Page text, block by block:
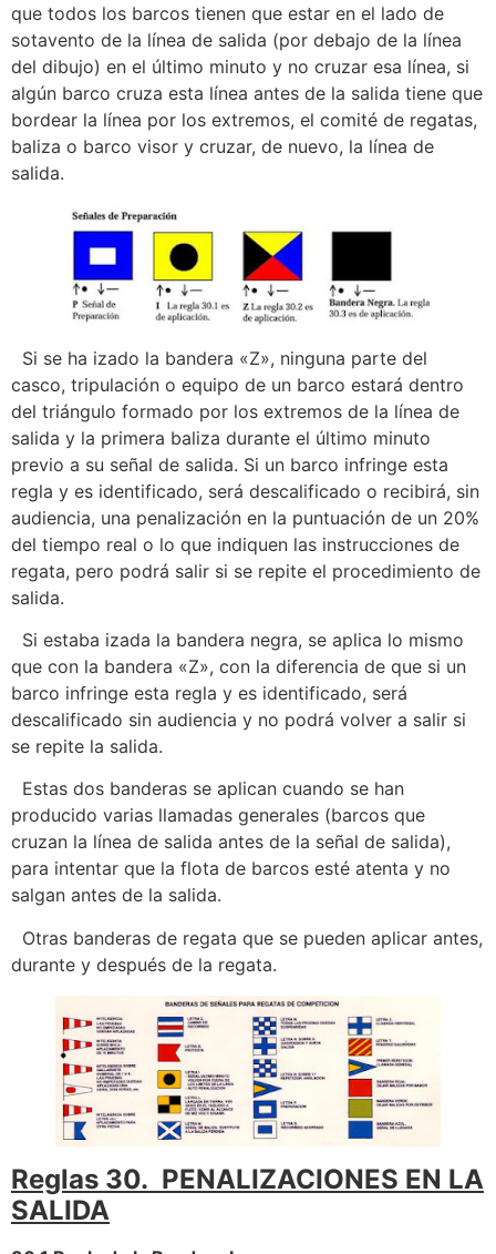
que todos los barcos tienen que estar en el lado de
sotavento de la línea de salida (por debajo de la línea
del dibujo) en el último minuto y no cruzar esa línea, si
algún barco cruza esta línea antes de la salida tiene que
bordear la línea por los extremos, el comité de regatas,
baliza o barco visor y cruzar, de nuevo, la línea de
salida.
Si se ha izado la bandera «Z», ninguna parte del
casco, tripulación o equipo de un barco estará dentro
del triángulo formado por los extremos de la línea de
salida y la primera baliza durante el último minuto
previo a su señal de salida. Si un barco infringe esta
regla y es identificado, será descalificado o recibirá, sin
audiencia, una penalización en la puntuación de un 20%
del tiempo real o lo que indiquen las instrucciones de
regata, pero podrá salir si se repite el procedimiento de
salida.
Si estaba izada la bandera negra, se aplica lo mismo
que con la bandera «Z», con la diferencia de que si un
barco infringe esta regla y es identificado, será
descalificado sin audiencia y no podrá volver a salir si
se repite la salida.
Estas dos banderas se aplican cuando se han
producido varias llamadas generales (barcos que
cruzan la línea de salida antes de la señal de salida),
para intentar que la flota de barcos esté atenta y no
salgan antes de la salida.
Otras banderas de regata que se pueden aplicar antes,
durante y después de la regata.
Reglas 30. PENALIZACIONES EN LA
SALIDA